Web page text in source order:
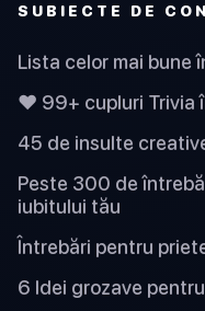
SUBIECTE DE
Lista celor mai bune
❤️ 99+ cupluri Trivia
45 de insulte
Peste 300 de
iubitului tău
Întrebări pentru
6 Idei grozave